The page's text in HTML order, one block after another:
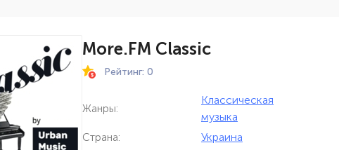
More.FM Classic
Рейтинг: 0
Жанры:
Классическая
музыка
Страна: Украина